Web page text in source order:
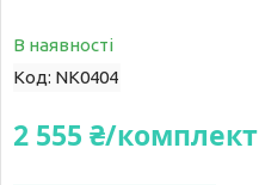
В наявності
Код: NK0404
2 555 ₴/комплект